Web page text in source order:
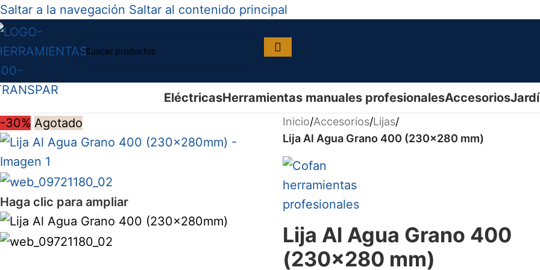
Saltar a la navegación Saltar al contenido principal
EléctricasHerramientas manuales profesionalesAccesorios
-30% Agotado
Haga clic para ampliar
Inicio/Accesorios/Lijas/
Lija Al Agua Grano 400 (230x280 mm)
Lija Al Agua Grano 400
(230x280 mm)